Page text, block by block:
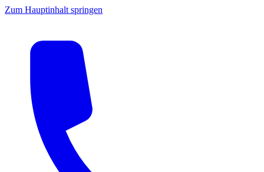
Zum Hauptinhalt springen